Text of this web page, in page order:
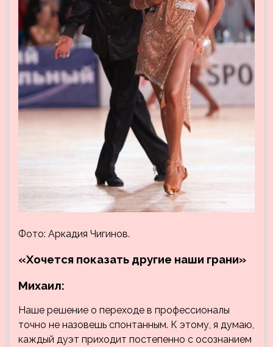
Фото: Аркадия Чигинов.
«Хочется показать другие наши грани»
Михаил:
Наше решение о переходе в профессионалы
точно не назовешь спонтанным. К этому, я думаю,
каждый дуэт приходит постепенно с осознанием